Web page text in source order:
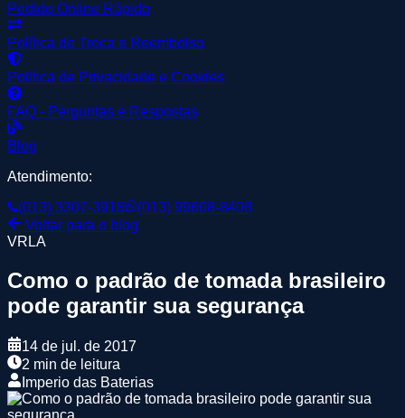
Pedido Online Rápido
Política de Troca e Reembolso
Política de Privacidade e Cookies
FAQ - Perguntas e Respostas
Blog
Atendimento:
(013) 3307-3918
(013) 99608-8408
Voltar para o blog
VRLA
Como o padrão de tomada brasileiro
pode garantir sua segurança
14 de jul. de 2017
2 min de leitura
Imperio das Baterias